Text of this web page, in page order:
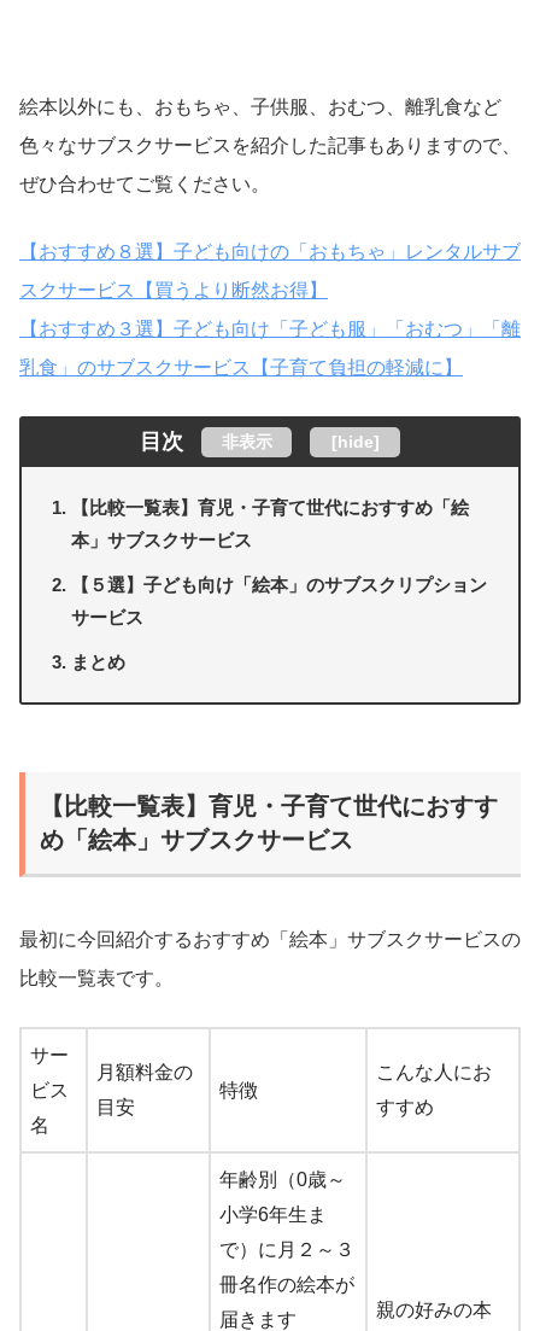
絵本以外にも、おもちゃ、子供服、おむつ、離乳食など
色々なサブスクサービスを紹介した記事もありますので、
ぜひ合わせてご覧ください。
【おすすめ８選】子ども向けの「おもちゃ」レンタルサブ
スクサービス【買うより断然お得】
【おすすめ３選】子ども向け「子ども服」「おむつ」「離
乳食」のサブスクサービス【子育て負担の軽減に】
目次 非表示 [hide]
【比較一覧表】育児・子育て世代におすすめ「絵
本」サブスクサービス
【５選】子ども向け「絵本」のサブスクリプション
サービス
まとめ
【比較一覧表】育児・子育て世代におすす
め「絵本」サブスクサービス
最初に今回紹介するおすすめ「絵本」サブスクサービスの
比較一覧表です。
サー
ビス
名
月額料金の
目安
特徴
こんな人にお
すすめ
年齢別（0歳～
小学6年生ま
で）に月２～３
冊名作の絵本が
届きます
親の好みの本